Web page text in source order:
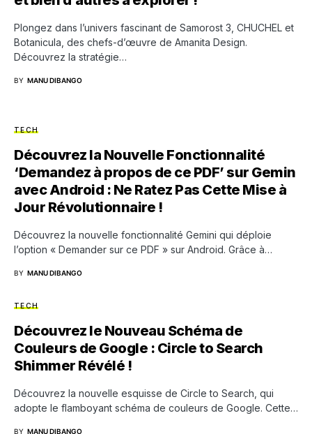
Plongez dans l’univers fascinant de Samorost 3, CHUCHEL et
Botanicula, des chefs-d’œuvre de Amanita Design.
Découvrez la stratégie…
BY MANU DIBANGO
TECH
Découvrez la Nouvelle Fonctionnalité
‘Demandez à propos de ce PDF’ sur Gemin
avec Android : Ne Ratez Pas Cette Mise à
Jour Révolutionnaire !
Découvrez la nouvelle fonctionnalité Gemini qui déploie
l’option « Demander sur ce PDF » sur Android. Grâce à…
BY MANU DIBANGO
TECH
Découvrez le Nouveau Schéma de
Couleurs de Google : Circle to Search
Shimmer Révélé !
Découvrez la nouvelle esquisse de Circle to Search, qui
adopte le flamboyant schéma de couleurs de Google. Cette…
BY MANU DIBANGO